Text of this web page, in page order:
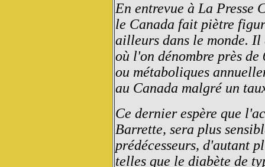
En entrevue à La Presse
le Canada fait piètre
ailleurs dans le monde.
où l'on dénombre près
ou métaboliques
au Canada malgré un
Ce dernier espère que
Barrette, sera plus
prédécesseurs, d'autant
telles que le diabète de